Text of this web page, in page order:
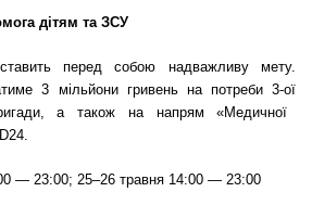
дітям та ЗСУ
перед собою надважливу мету.
3 мільйони гривень на потреби 3-ої
а також на напрям «Медичної
— 23:00; 25–26 травня 14:00 — 23:00